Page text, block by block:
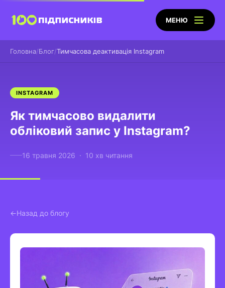
МЕНЮ
Головна Блог Тимчасова деактивація Instagram
INSTAGRAM
Як тимчасово видалити
обліковий запис у Instagram?
16 травня 2026 · 10 хв читання
Назад до блогу